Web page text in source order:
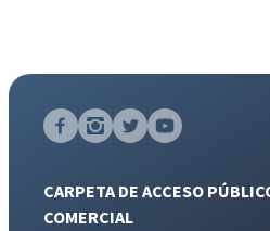
CARPETA DE ACCESO
COMERCIAL